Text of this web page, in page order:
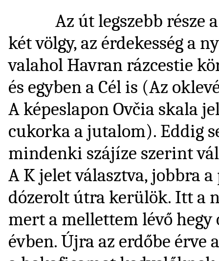
Az út legszebb része a
két völgy, az érdekesség a
valahol Havran rázcestie
és egyben a Cél is (Az
A képeslapon Ovčia skala
cukorka a jutalom). Eddig
mindenki szájíze szerint
A K jelet választva, jobbra
dózerolt útra kerülök. Itt a
mert a mellettem lévő
évben. Újra az erdőbe érve